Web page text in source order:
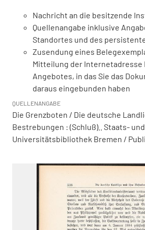
Nachricht an die besitzende
Quellenangabe inklusive
Standortes und des
Zusendung eines
Mitteilung der Internetadresse
Angebotes, in das Sie das
daraus eingebunden haben
QUELLENANGABE
Die Grenzboten / Die deutsche
Bestrebungen : (Schluß).. Staats- und
Universitätsbibliothek Bremen /